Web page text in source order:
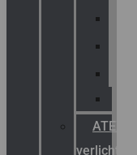
ATEX
verlichting